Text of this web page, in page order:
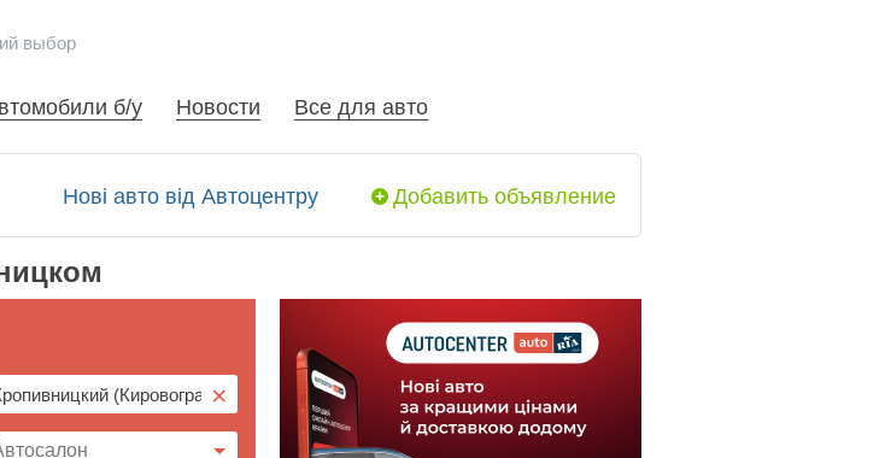
выбор
б/у Новости Все для авто
Нові авто від Автоцентру Добавить объявление
×